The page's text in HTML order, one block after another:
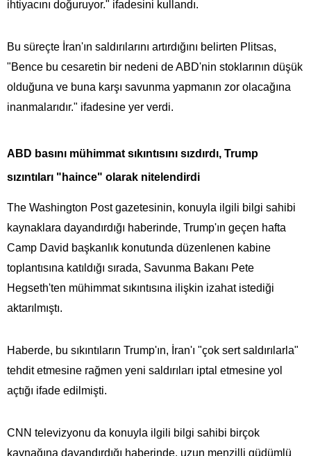
ihtiyacını doğuruyor." ifadesini kullandı.
Bu süreçte İran'ın saldırılarını artırdığını belirten Plitsas,
"Bence bu cesaretin bir nedeni de ABD'nin stoklarının düşük
olduğuna ve buna karşı savunma yapmanın zor olacağına
inanmalarıdır." ifadesine yer verdi.
ABD basını mühimmat sıkıntısını sızdırdı, Trump
sızıntıları "haince" olarak nitelendirdi
The Washington Post gazetesinin, konuyla ilgili bilgi sahibi
kaynaklara dayandırdığı haberinde, Trump'ın geçen hafta
Camp David başkanlık konutunda düzenlenen kabine
toplantısına katıldığı sırada, Savunma Bakanı Pete
Hegseth'ten mühimmat sıkıntısına ilişkin izahat istediği
aktarılmıştı.
Haberde, bu sıkıntıların Trump'ın, İran'ı "çok sert saldırılarla"
tehdit etmesine rağmen yeni saldırıları iptal etmesine yol
açtığı ifade edilmişti.
CNN televizyonu da konuyla ilgili bilgi sahibi birçok
kaynağına dayandırdığı haberinde, uzun menzilli güdümlü